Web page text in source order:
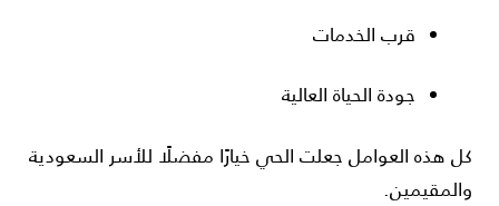
قرب الخدمات
جودة الحياة العالية
كل هذه العوامل جعلت الحي خيارًا مفضلًا للأسر السعودية
والمقيمين.